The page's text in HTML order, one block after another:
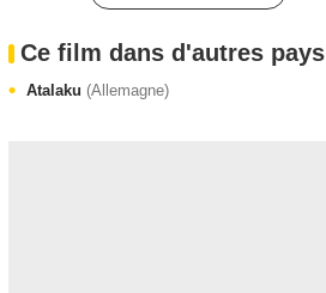
Ce film dans d'autres pays
Atalaku (Allemagne)